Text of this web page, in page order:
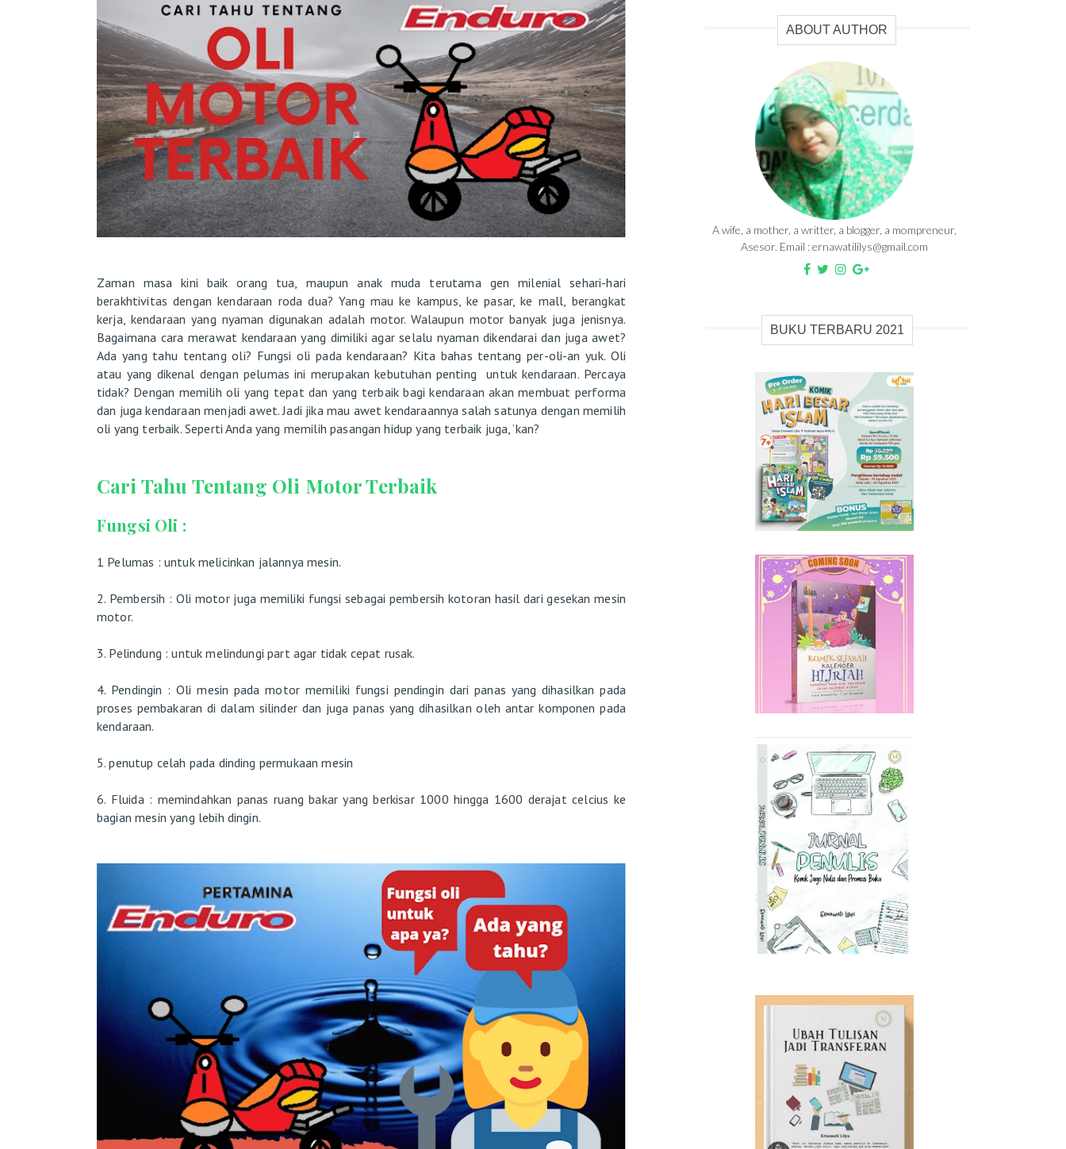
Zaman masa kini baik orang tua, maupun anak muda terutama gen milenial sehari-hari
berakhtivitas dengan kendaraan roda dua? Yang mau ke kampus, ke pasar, ke mall, berangkat
kerja, kendaraan yang nyaman digunakan adalah motor. Walaupun motor banyak juga jenisnya.
Bagaimana cara merawat kendaraan yang dimiliki agar selalu nyaman dikendarai dan juga awet?
Ada yang tahu tentang oli? Fungsi oli pada kendaraan? Kita bahas tentang per-oli-an yuk. Oli
atau yang dikenal dengan pelumas ini merupakan kebutuhan penting untuk kendaraan. Percaya
tidak? Dengan memilih oli yang tepat dan yang terbaik bagi kendaraan akan membuat performa
dan juga kendaraan menjadi awet. Jadi jika mau awet kendaraannya salah satunya dengan memilih
oli yang terbaik. Seperti Anda yang memilih pasangan hidup yang terbaik juga, ‘kan?
Cari Tahu Tentang Oli Motor Terbaik
Fungsi Oli :
1 Pelumas : untuk melicinkan jalannya mesin.
2. Pembersih : Oli motor juga memiliki fungsi sebagai pembersih kotoran hasil dari gesekan mesin
motor.
3. Pelindung : untuk melindungi part agar tidak cepat rusak.
4. Pendingin : Oli mesin pada motor memiliki fungsi pendingin dari panas yang dihasilkan pada
proses pembakaran di dalam silinder dan juga panas yang dihasilkan oleh antar komponen pada
kendaraan.
5. penutup celah pada dinding permukaan mesin
6. Fluida : memindahkan panas ruang bakar yang berkisar 1000 hingga 1600 derajat celcius ke
bagian mesin yang lebih dingin.
ABOUT AUTHOR
A wife, a mother, a writter, a blogger, a mompreneur,
Asesor. Email : ernawatililys@gmail.com
BUKU TERBARU 2021